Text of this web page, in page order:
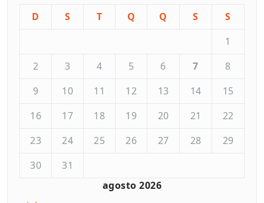
agosto 2026
D S T Q Q S
S
1
2
3 4 5 6 7
8
9
10 11 12 13 14
15
16
17 18 19 20 21
22
23
24 25 26 27 28
29
30
31